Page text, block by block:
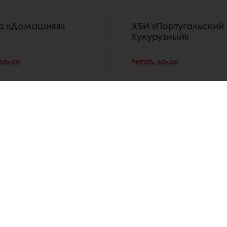
«Домашняя»
ХБИ «Португальский
Кукурузный»
Читать далее